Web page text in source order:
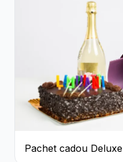
Pachet cadou Deluxe